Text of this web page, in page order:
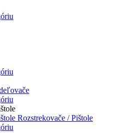
Rozstrekovače / Pištole